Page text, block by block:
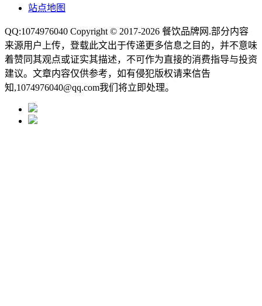
站点地图
QQ:1074976040 Copyright © 2017-2026 餐饮品牌网 .部分内容
来源用户上传，登载此文出于传递更多信息之目的，并不意味
着赞同其观点或证实其描述，不可作为直接的消费指导与投资
建议。文章内容仅供参考，如有侵犯版权请来信告
知,1074976040@qq.com我们将立即处理。